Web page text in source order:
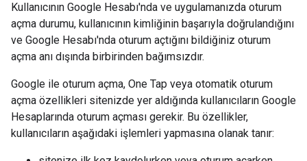
Kullanıcının Google Hesabı'nda ve uygulamanızda oturum
açma durumu, kullanıcının kimliğinin başarıyla doğrulandığını
ve Google Hesabı'nda oturum açtığını bildiğiniz oturum
açma anı dışında birbirinden bağımsızdır.
Google ile oturum açma, One Tap veya otomatik oturum
açma özellikleri sitenizde yer aldığında kullanıcıların Google
Hesaplarında oturum açması gerekir. Bu özellikler,
kullanıcıların aşağıdaki işlemleri yapmasına olanak tanır: